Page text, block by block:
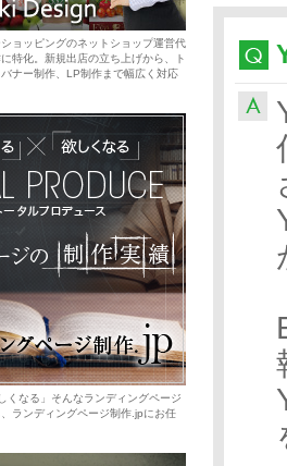
ョッピングのネットショップ運営代
特化。新規出店の立ち上げから、ト
ナー制作、LP制作まで幅広く対応
くなる」そんなランディングページ
ランディングページ制作.jpにお任